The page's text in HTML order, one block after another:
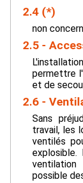
2.4 (*)
non
2.5 -
permettre
et de
2.6 -
Sans
travail, les
ventilés
explosible.
possible